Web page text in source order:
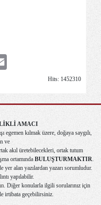
Hits: 1452310
AMACI
egemen kılmak üzere, doğaya saygılı,
ve
akıl üretebilecekleri, ortak tutum
ortamında BULUŞTURMAKTIR.
yer alan yazılardan yazarı sorumludur.
yapılabilir.
. Diğer konularla ilgili sorularınız için
irtibata geçebilirsiniz.